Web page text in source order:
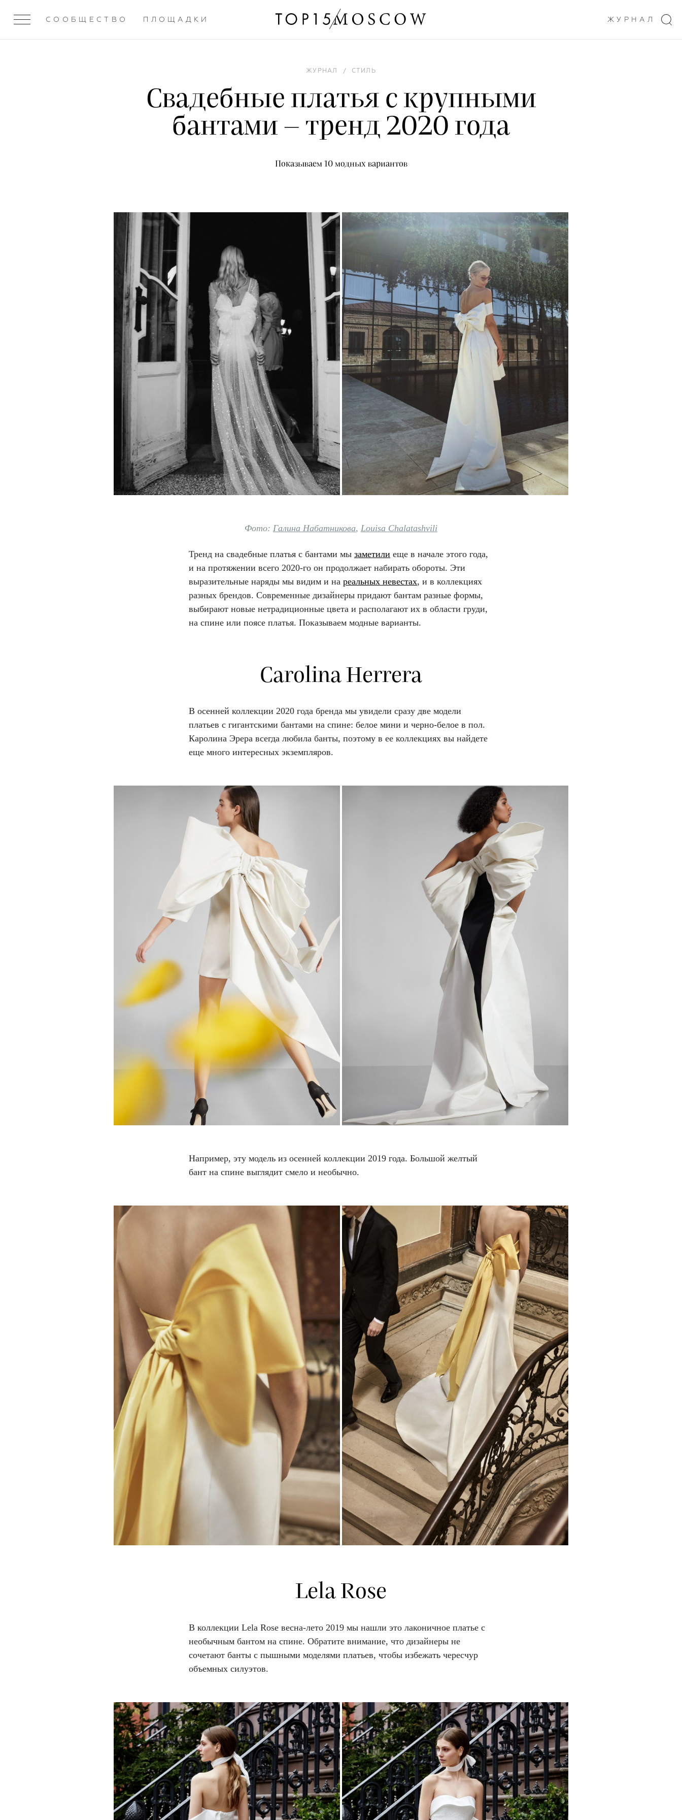
СООБЩЕСТВО ПЛОЩАДКИ ЖУРНАЛ
ЖУРНАЛ / СТИЛЬ
Свадебные платья с крупными
бантами – тренд 2020 года
Показываем 10 модных вариантов
Фото: Галина Набатникова, Louisa Chalatashvili
Тренд на свадебные платья с бантами мы заметили еще в начале этого года,
и на протяжении всего 2020-го он продолжает набирать обороты. Эти
выразительные наряды мы видим и на реальных невестах, и в коллекциях
разных брендов. Современные дизайнеры придают бантам разные формы,
выбирают новые нетрадиционные цвета и располагают их в области груди,
на спине или поясе платья. Показываем модные варианты.
Carolina Herrera
В осенней коллекции 2020 года бренда мы увидели сразу две модели
платьев с гигантскими бантами на спине: белое мини и черно-белое в пол.
Каролина Эрера всегда любила банты, поэтому в ее коллекциях вы найдете
еще много интересных экземпляров.
Например, эту модель из осенней коллекции 2019 года. Большой желтый
бант на спине выглядит смело и необычно.
Lela Rose
В коллекции Lela Rose весна-лето 2019 мы нашли это лаконичное платье с
необычным бантом на спине. Обратите внимание, что дизайнеры не
сочетают банты с пышными моделями платьев, чтобы избежать чересчур
объемных силуэтов.